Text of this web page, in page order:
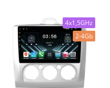
4x1,5GHz
2-4Gb